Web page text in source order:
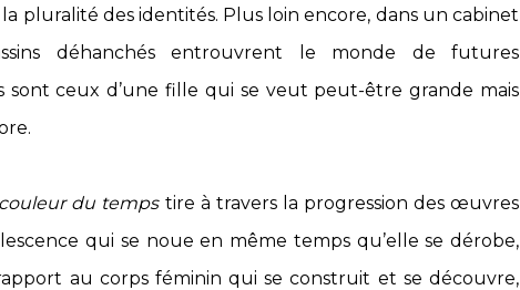
pluralité des identités. Plus loin encore, dans un cabinet
déhanchés entrouvrent le monde de futures
sont ceux d’une fille qui se veut peut-être grande mais
du tempstire à travers la progression des œuvres
qui se noue en même temps qu’elle se dérobe,
au corps féminin qui se construit et se découvre,